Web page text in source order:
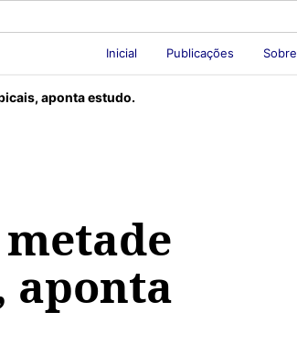
Inicial Publicações Sobre
aponta estudo.
aponta